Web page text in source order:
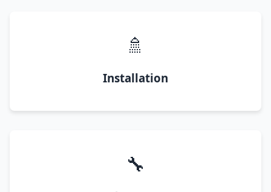
🚿
Installation
🔧